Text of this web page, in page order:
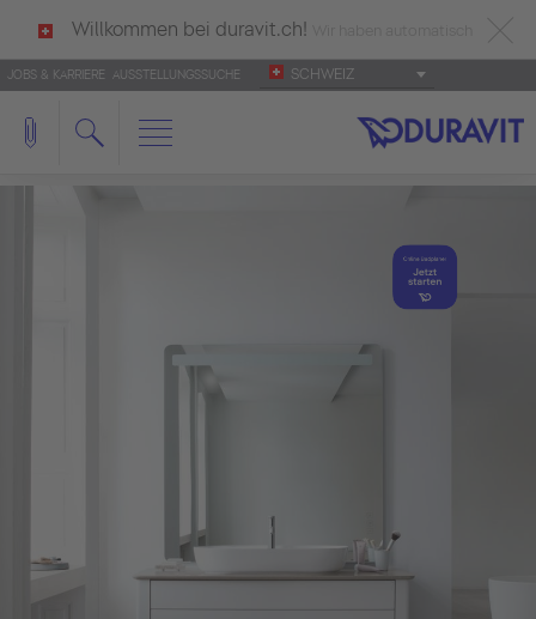
Willkommen bei duravit.ch!
deutsch als Ihre Sprache erkannt.
Français Italiano
JOBS & KARRIERE AUSSTELLUNGSSUCHE SCHWEIZ